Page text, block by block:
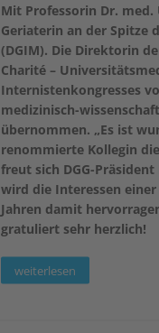
Mit Professorin Dr.
Geriaterin an der Spitze
(DGIM). Die Direktorin
Charité –
Internistenkongresses
medizinisch-
übernommen. „Es ist
renommierte Kollegin
freut sich DGG-
wird die Interessen
Jahren damit
gratuliert sehr herzlich!
weiterlesen